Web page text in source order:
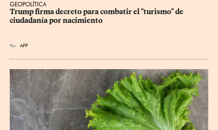
GEOPOLÍTICA
Trump firma decreto para combatir el "turismo" de
ciudadanía por nacimiento
Por AFP